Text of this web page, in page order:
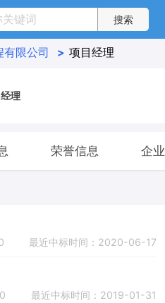
有限公司 > 项目经理
理
荣誉信息 企
最近中标时间：2020-06-17
最近中标时间：2019-01-31